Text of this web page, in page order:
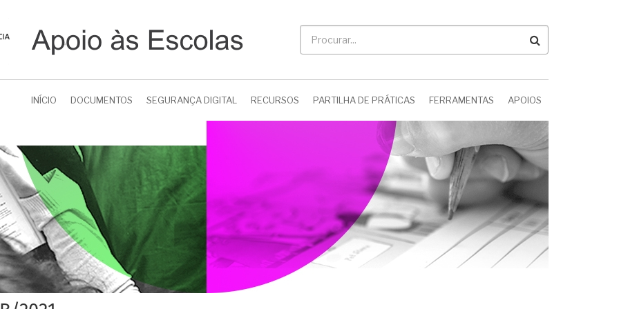
INÍCIO DOCUMENTOS SEGURANÇA DIGITAL RECURSOS PARTILHA DE PRÁTICAS FERRAMENTAS APOIOS